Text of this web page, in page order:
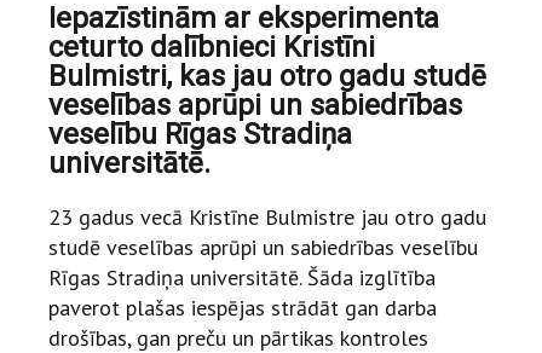
Iepazīstinām ar eksperimenta
ceturto dalībnieci Kristīni
Bulmistri, kas jau otro gadu studē
veselības aprūpi un sabiedrības
veselību Rīgas Stradiņa
universitātē.
23 gadus vecā Kristīne Bulmistre jau otro gadu
studē veselības aprūpi un sabiedrības veselību
Rīgas Stradiņa universitātē. Šāda izglītība
paverot plašas iespējas strādāt gan darba
drošības, gan preču un pārtikas kontroles